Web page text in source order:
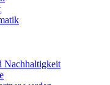
Nachhaltigkeit